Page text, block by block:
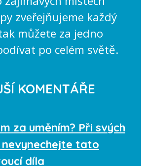
zveřejňujeme každý
můžete za jedno
po celém světě.
KOMENTÁŘE
za uměním? Při svých
tato
díla